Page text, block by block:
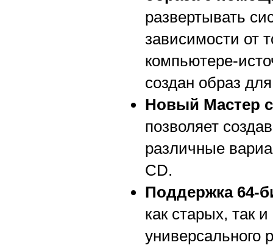
развертывать
зависимости от
компьютере-
создан образ
Новый Мастер
позволяет
различные
CD.
Поддержка 64-
как старых, так
универсального